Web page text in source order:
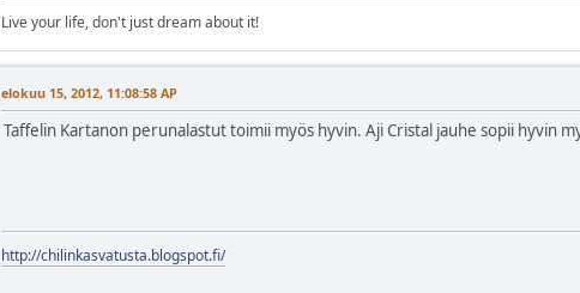
Live your life, don't just dream about it!
elokuu 15, 2012, 11:08:58 AP
Taffelin Kartanon perunalastut toimii myös hyvin. Aji Cristal jauhe sopii hyvin
http://chilinkasvatusta.blogspot.fi/